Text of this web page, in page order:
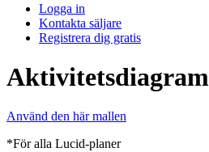
Logga in
Kontakta säljare
Registrera dig gratis
Aktivitetsdiagram
Använd den här mallen
*För alla Lucid-planer